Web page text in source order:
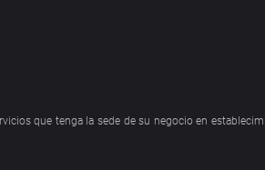
que tenga la sede de su negocio en